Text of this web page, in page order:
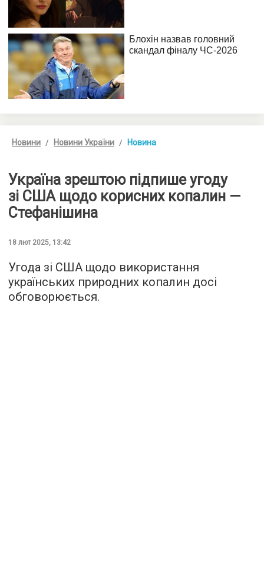
Новини Новини України Новина
Україна зрештою підпише угоду
зі США щодо корисних копалин —
Стефанішина
18 лют 2025, 13:42
Угода зі США щодо використання
українських природних копалин досі
обговорюється.